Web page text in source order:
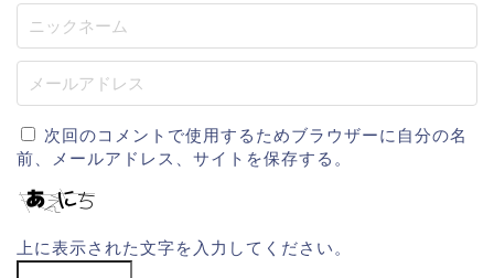
次回のコメントで使用するためブラウザーに自分の名
前、メールアドレス、サイトを保存する。
上に表示された文字を入力してください。